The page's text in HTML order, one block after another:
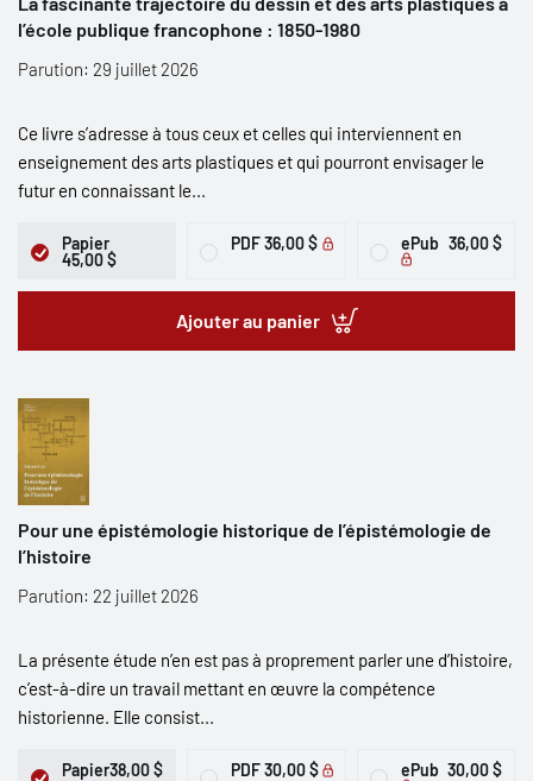
l’école publique francophone : 1850-1980
Parution: 29 juillet 2026
Ce livre s’adresse à tous ceux et celles qui interviennent en
enseignement des arts plastiques et qui pourront envisager le
futur en connaissant le...
Papier
45,00 $
PDF 36,00 $ ePub 36,00 $
Ajouter au panier
Pour une épistémologie historique de l’épistémologie de
l’histoire
Parution: 22 juillet 2026
La présente étude n’en est pas à proprement parler une d’histoire,
c’est-à-dire un travail mettant en œuvre la compétence
historienne. Elle consist...
Papier38,00 $ PDF30,00 $ ePub 30,00 $